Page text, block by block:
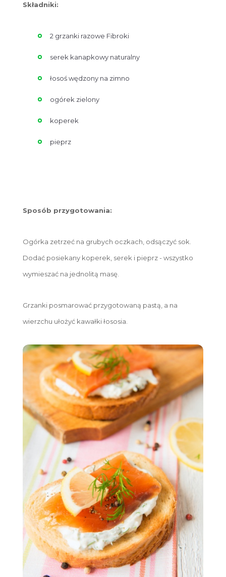
Składniki:
2 grzanki razowe Fibroki
serek kanapkowy naturalny
łosoś wędzony na zimno
ogórek zielony
koperek
pieprz
Sposób przygotowania:
Ogórka zetrzeć na grubych oczkach, odsączyć sok.
Dodać posiekany koperek, serek i pieprz - wszystko
wymieszać na jednolitą masę.
Grzanki posmarować przygotowaną pastą, a na
wierzchu ułożyć kawałki łososia.